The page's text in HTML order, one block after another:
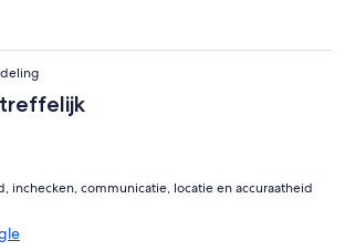
inchecken, communicatie, locatie en accuraatheid